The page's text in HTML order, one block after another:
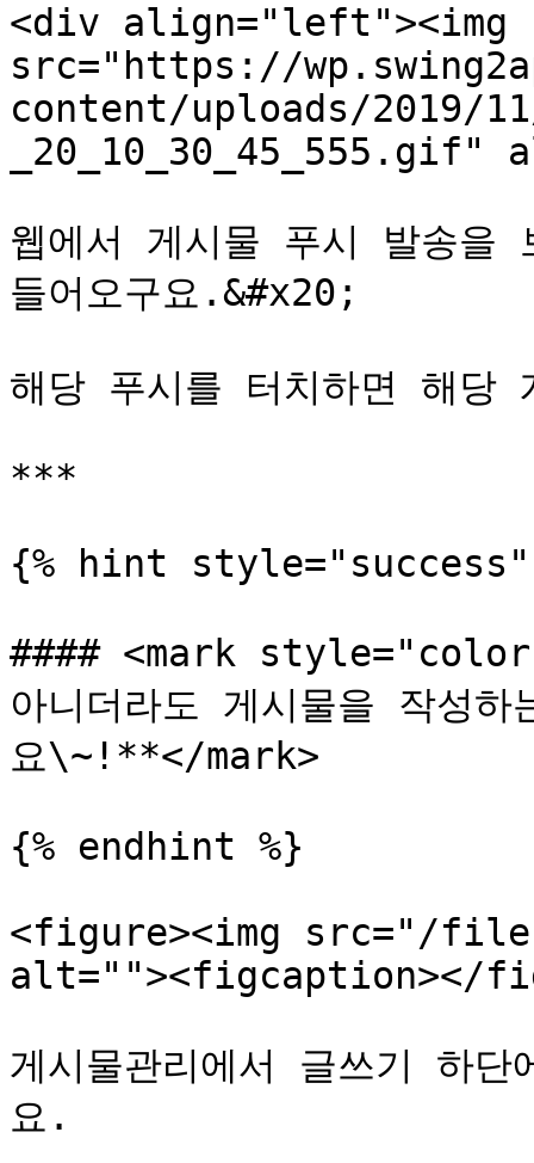
<div align="left"><img
src="https://
content/uploads/2019/11/
웹에서 게시물 푸시 발송을
들어오구요.&#x20;
해당 푸시를 터치하면 해당
***
{% hint style="success"
#### <mark
아니더라도 게시물을 작성
요\~!**</mark>
{% endhint %}
<figure><img src="/files/
alt=""><figcaption></
게시물관리에서 글쓰기 하
요.